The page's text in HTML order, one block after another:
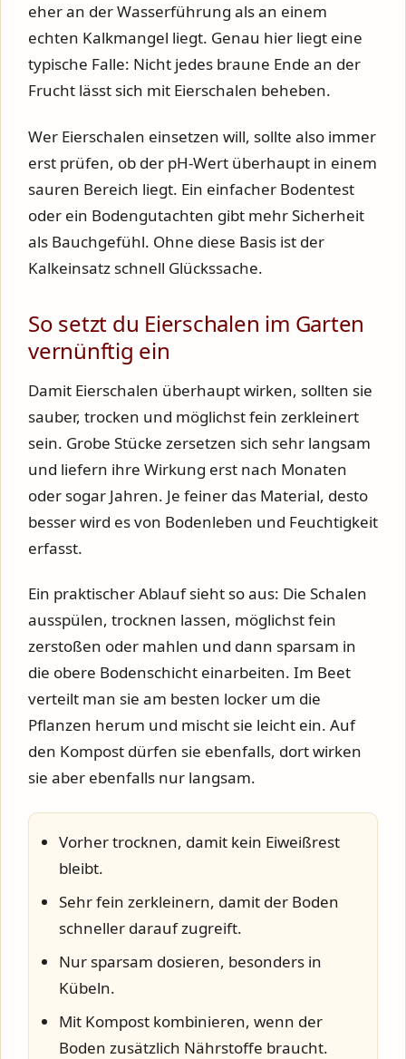
eher an der Wasserführung als an einem
echten Kalkmangel liegt. Genau hier liegt eine
typische Falle: Nicht jedes braune Ende an der
Frucht lässt sich mit Eierschalen beheben.
Wer Eierschalen einsetzen will, sollte also immer
erst prüfen, ob der pH-Wert überhaupt in einem
sauren Bereich liegt. Ein einfacher Bodentest
oder ein Bodengutachten gibt mehr Sicherheit
als Bauchgefühl. Ohne diese Basis ist der
Kalkeinsatz schnell Glückssache.
So setzt du Eierschalen im Garten
vernünftig ein
Damit Eierschalen überhaupt wirken, sollten sie
sauber, trocken und möglichst fein zerkleinert
sein. Grobe Stücke zersetzen sich sehr langsam
und liefern ihre Wirkung erst nach Monaten
oder sogar Jahren. Je feiner das Material, desto
besser wird es von Bodenleben und Feuchtigkeit
erfasst.
Ein praktischer Ablauf sieht so aus: Die Schalen
ausspülen, trocknen lassen, möglichst fein
zerstoßen oder mahlen und dann sparsam in
die obere Bodenschicht einarbeiten. Im Beet
verteilt man sie am besten locker um die
Pflanzen herum und mischt sie leicht ein. Auf
den Kompost dürfen sie ebenfalls, dort wirken
sie aber ebenfalls nur langsam.
Vorher trocknen, damit kein Eiweißrest
bleibt.
Sehr fein zerkleinern, damit der Boden
schneller darauf zugreift.
Nur sparsam dosieren, besonders in
Kübeln.
Mit Kompost kombinieren, wenn der
Boden zusätzlich Nährstoffe braucht.